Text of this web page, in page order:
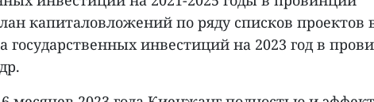
капиталовложений по ряду списков проектов
государственных инвестиций на 2023 год в